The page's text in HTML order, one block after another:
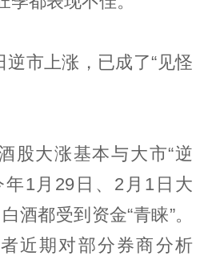
逆市上涨，已成了“见怪
股大涨基本与大市“逆
年1月29日、2月1日大
酒都受到资金“青睐”。
近期对部分券商分析